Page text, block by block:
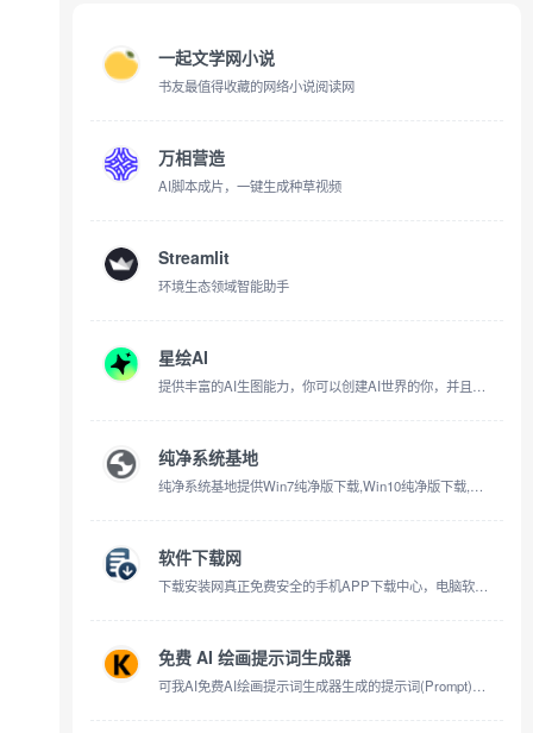
一起文学网小说
书友最值得收藏的网络小说阅读网
万相营造
AI脚本成片，一键生成种草视频
Streamlit
环境生态领域智能助手
星绘AI
提供丰富的AI生图能力，你可以创建AI世界的你，并且为你的分身定制多样的效果，体验各种虚拟人生。
纯净系统基地
纯净系统基地提供Win7纯净版下载,Win10纯净版下载,Win11纯净版下载,包括Win7旗舰版,Win10专业版,Win11专业版等电脑系统下载,爱纯净系统就在纯净系统基地下载更纯净,稳定,快速的系统！
软件下载网
下载安装网真正免费安全的手机APP下载中心，电脑软件下载站，海量好用的安卓APP、好玩的手游等你来免费下载安装体验！更有破解版手游、APP下载排行榜、手游排行榜等你来发现。
免费 AI 绘画提示词生成器
可我AI免费AI绘画提示词生成器生成的提示词(Prompt)或AI绘画提示词库，可用于本站免费AI图片在线生成作图，也可用于 Midjourney、Stable Diffusion、DALL-E、ComfyUI 等AI绘画软件关键词。